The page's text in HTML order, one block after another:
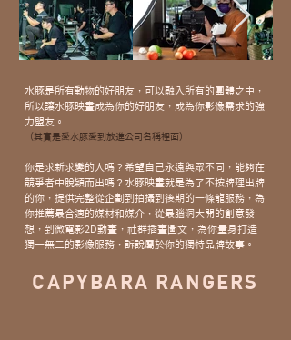
水豚是所有動物的好朋友，可以融入所有的團體之中，
所以讓水豚映畫成為你的好朋友，成為你影像需求的強
力盟友。
（其實是愛水豚愛到放進公司名稱裡面）
你是求新求變的人嗎？希望自己永遠與眾不同，能夠在
競爭者中脫穎而出嗎？水豚映畫就是為了不按牌理出牌
的你，提供完整從企劃到拍攝到後期的一條龍服務，為
你推薦最合適的媒材和媒介，從最腦洞大開的創意發
想，到微電影2D動畫，社群插畫圖文，為你量身打造
獨一無二的影像服務，訴說屬於你的獨特品牌故事。
CAPYBARA RANGERS